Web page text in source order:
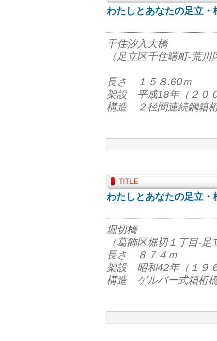
わたしとあなたの足立・
千住汐入大橋
（足立区千住曙町-荒
長さ １５８.60ｍ
架設 平成18年（２０
構造 ２径間連続鋼箱
わたしとあなたの足立・
堀切橋
（葛飾区堀切１丁目-
長さ ８７４ｍ
架設 昭和42年（１９
構造 ゲルバー式箱桁